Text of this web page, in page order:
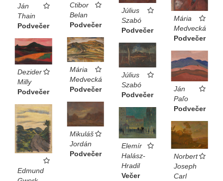
Ján
Thain
Podvečer
Ctibor
Belan
Podvečer
Július
Szabó
Podvečer
Mária
Medvecká
Podvečer
Mária
Medvecká
Podvečer
Dezider
Milly
Podvečer
Július
Szabó
Podvečer
Ján
Paľo
Podvečer
Mikuláš
Jordán
Podvečer
Edmund
Elemír
Halász-
Hradil
Večer
Norbert
Joseph
Carl